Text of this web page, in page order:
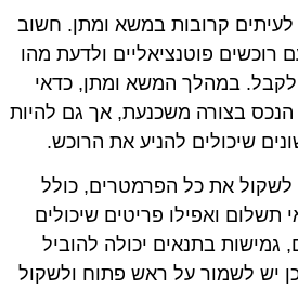
קרובות במשא ומתן. חשוב
רוכשים פוטנציאליים ולדעת מהו
לקבל. במהלך המשא ומתן, כדאי
בצורה משכנעת, אך גם להיות
שיכולים להניע את הרוכש.
את כל הפרמטרים, כולל
ואפילו פריטים שיכולים
בתנאים יכולה להוביל
יש לשמור על ראש פתוח ולשקול